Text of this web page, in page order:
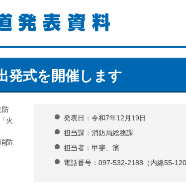
発式を開催します
発表日：令和7年12月19日
担当課：消防局総務課
担当者：甲斐、濱
電話番号：097-532-2188（内線55-
防
火
防